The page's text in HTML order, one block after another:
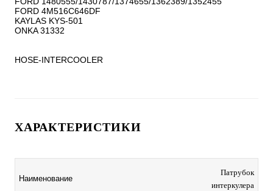
FORD 4M516C646DF
KAYLAS KYS-501
ONKA 31332
HOSE-INTERCOOLER
ХАРАКТЕРИСТИКИ
Наименование
Патрубок
интеркулера